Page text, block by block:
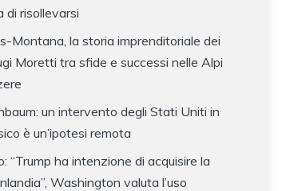
di risollevarsi
Montana, la storia imprenditoriale dei
Moretti tra sfide e successi nelle Alpi
un intervento degli Stati Uniti in
è un’ipotesi remota
“Trump ha intenzione di acquisire la
Washington valuta l’uso